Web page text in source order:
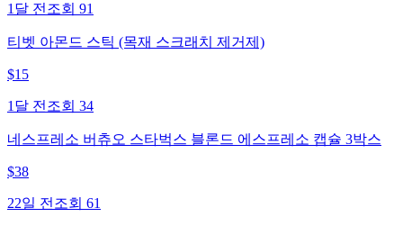
1달 전 조회 91
티벳 아몬드 스틱 (목재 스크래치 제거제)
$15
1달 전 조회 34
네스프레소 버츄오 스타벅스 블론드 에스프레소 캡슐 3박스
$38
22일 전 조회 61